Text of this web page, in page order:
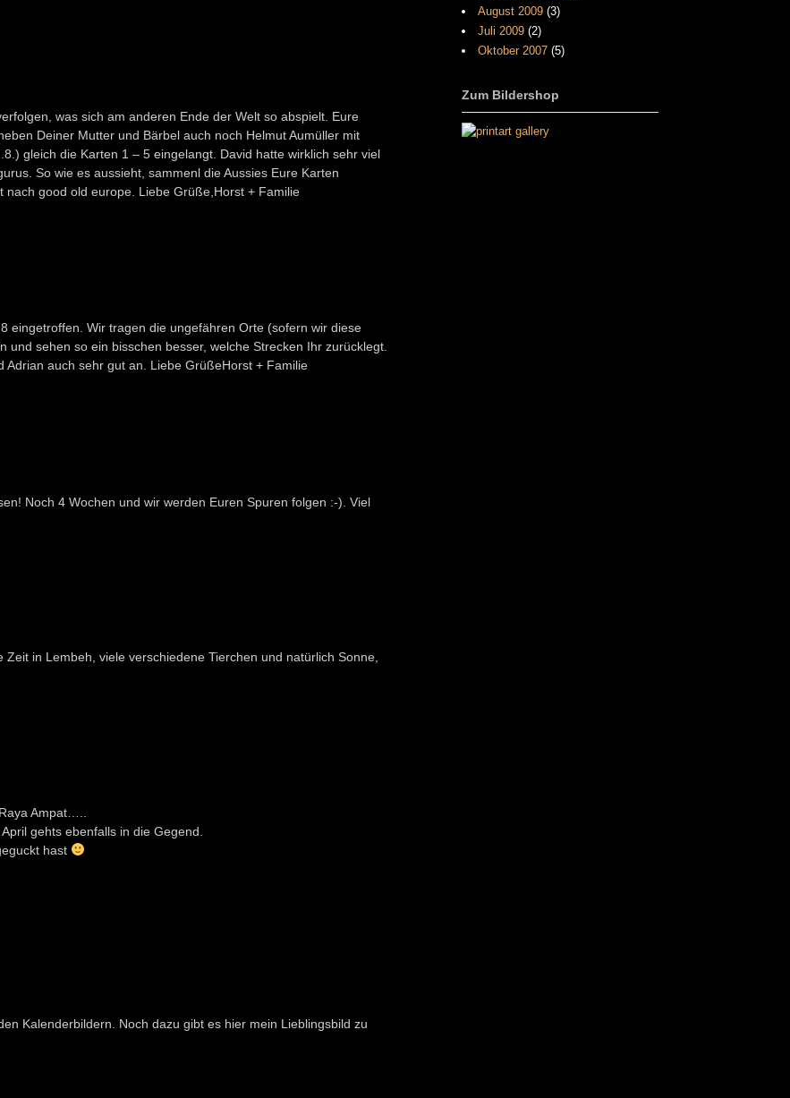
was sich am anderen Ende der Welt so abspielt. Eure
Deiner Mutter und Bärbel auch noch Helmut Aumüller mit
gleich die Karten 1 – 5 eingelangt. David hatte wirklich sehr viel
So wie es aussieht, sammenl die Aussies Eure Karten
good old europe. Liebe Grüße,Horst + Familie
eingetroffen. Wir tragen die ungefähren Orte (sofern wir diese
sehen so ein bisschen besser, welche Strecken Ihr zurücklegt.
auch sehr gut an. Liebe GrüßeHorst + Familie
Noch 4 Wochen und wir werden Euren Spuren folgen :-). Viel
in Lembeh, viele verschiedene Tierchen und natürlich Sonne,
Ampat…..
gehts ebenfalls in die Gegend.
hast
Kalenderbildern. Noch dazu gibt es hier mein Lieblingsbild zu
August 2009(3)
Juli 2009(2)
Oktober 2007(5)
Zum Bildershop